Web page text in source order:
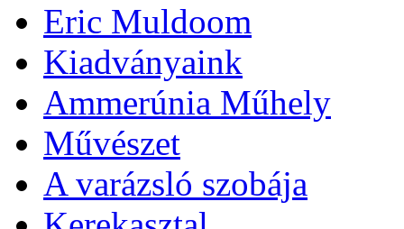
Eric Muldoom
Kiadványaink
Ammerúnia Műhely
Művészet
A varázsló szobája